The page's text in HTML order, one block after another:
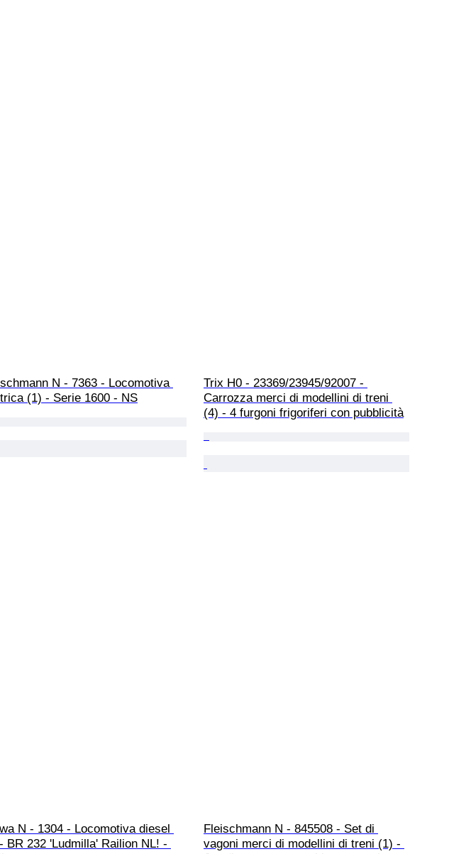
N - 7363 - Locomotiva
(1) - Serie 1600 - NS
Trix H0 - 23369/23945/92007 -
Carrozza merci di modellini di treni
(4) - 4 furgoni frigoriferi con pubblicità
N - 1304 - Locomotiva diesel
BR 232 'Ludmilla' Railion NL! -
Fleischmann N - 845508 - Set di
vagoni merci di modellini di treni (1) -